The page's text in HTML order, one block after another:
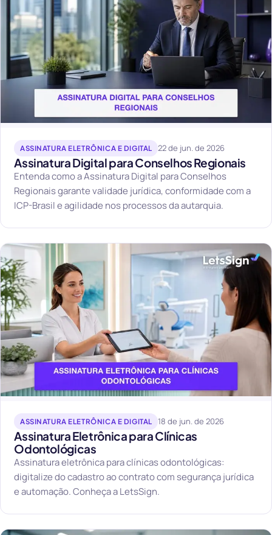
ASSINATURA ELETRÔNICA E DIGITAL 22 de jun. de 2026
Assinatura Digital para Conselhos Regionais
Entenda como a Assinatura Digital para Conselhos
Regionais garante validade jurídica, conformidade com a
ICP-Brasil e agilidade nos processos da autarquia.
ASSINATURA ELETRÔNICA E DIGITAL 18 de jun. de 2026
Assinatura Eletrônica para Clínicas
Odontológicas
Assinatura eletrônica para clínicas odontológicas:
digitalize do cadastro ao contrato com segurança jurídica
e automação. Conheça a LetsSign.